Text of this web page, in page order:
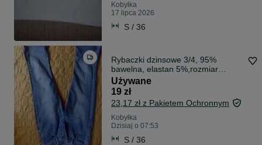
Kobyłka
17 lipca 2026
S / 36
Rybaczki dzinsowe 3/4, 95%
bawelna, elastan 5%,rozmiar
32,spodnie 3/4
Używane
19 zł
23,17 zł z Pakietem Ochronnym
Kobyłka
Dzisiaj o 07:53
S / 36